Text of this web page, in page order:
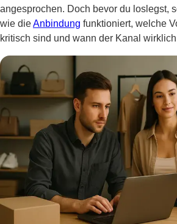
angesprochen. Doch bevor du loslegst,
wie dieAnbindung funktioniert, welche
kritisch sind und wann der Kanal